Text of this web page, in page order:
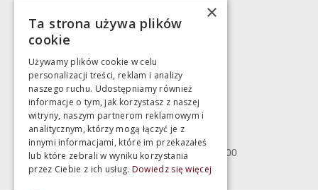
783 043 083
Magazyn
Bartycka 24/26 Hala 100
00-716 Warszawa
poniedziałek - piątek 10:00 - 18:00
sobota 10:00 - 15:00
×
Ta strona używa plików
cookie
Używamy plików cookie w celu
personalizacji treści, reklam i analizy
naszego ruchu. Udostępniamy również
informacje o tym, jak korzystasz z naszej
witryny, naszym partnerom reklamowym i
analitycznym, którzy mogą łączyć je z
innymi informacjami, które im przekazałeś
lub które zebrali w wyniku korzystania
przez Ciebie z ich usług. Dowiedz się więcej